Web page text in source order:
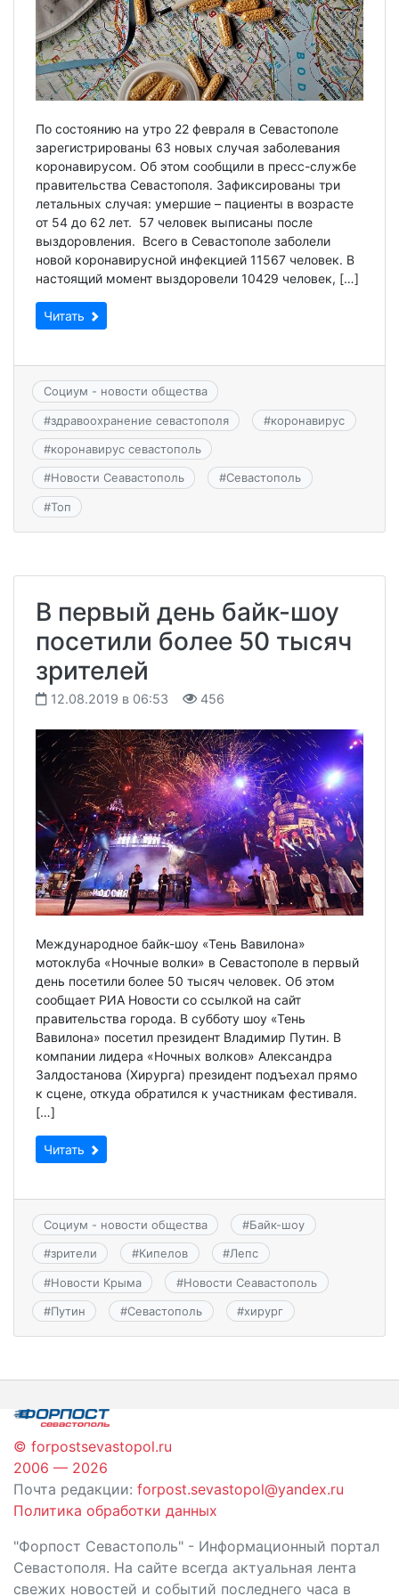
По состоянию на утро 22 февраля в Севастополе
зарегистрированы 63 новых случая заболевания
коронавирусом. Об этом сообщили в пресс-службе
правительства Севастополя. Зафиксированы три
летальных случая: умершие – пациенты в возрасте
от 54 до 62 лет. 57 человек выписаны после
выздоровления. Всего в Севастополе заболели
новой коронавирусной инфекцией 11567 человек. В
настоящий момент выздоровели 10429 человек, […]
Читать
Социум - новости общества
#здравоохранение севастополя #коронавирус
#коронавирус севастополь
#Новости Сеавастополь #Севастополь
#Топ
В первый день байк-шоу
посетили более 50 тысяч
зрителей
12.08.2019 в 06:53 456
Международное байк-шоу «Тень Вавилона»
мотоклуба «Ночные волки» в Севастополе в первый
день посетили более 50 тысяч человек. Об этом
сообщает РИА Новости со ссылкой на сайт
правительства города. В субботу шоу «Тень
Вавилона» посетил президент Владимир Путин. В
компании лидера «Ночных волков» Александра
Залдостанова (Хирурга) президент подъехал прямо
к сцене, откуда обратился к участникам фестиваля.
[…]
Читать
Социум - новости общества #Байк-шоу
#зрители #Кипелов #Лепс
#Новости Крыма #Новости Сеавастополь
#Путин #Севастополь #хирург
© forpostsevastopol.ru
2006 — 2026
Почта редакции: forpost.sevastopol@yandex.ru
Политика обработки данных
"Форпост Севастополь" - Информационный портал
Севастополя. На сайте всегда актуальная лента
свежих новостей и событий последнего часа в